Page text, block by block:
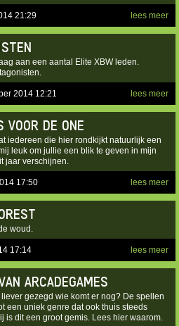
21:29 lees meer
aan een aantal Elite XBW leden.
2014 12:21 lees meer
VOOR DE ONE
iedereen die hier rondkijkt natuurlijk een
leuk om jullie een blik te geven in mijn
jaar verschijnen.
17:50 lees meer
woud.
17:14 lees meer
ARCADEGAMES
gezegd wie komt er nog? De spellen
een uniek genre dat ook thuis steeds
is dit een groot gemis. Lees hier waarom.